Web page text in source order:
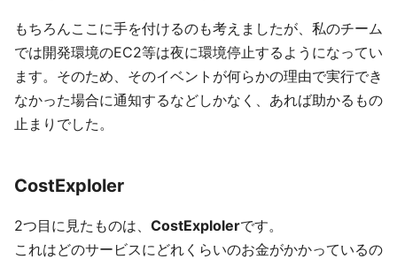
もちろんここに手を付けるのも考えましたが、私のチーム
では開発環境のEC2等は夜に環境停止するようになってい
ます。そのため、そのイベントが何らかの理由で実行でき
なかった場合に通知するなどしかなく、あれば助かるもの
止まりでした。
CostExploler
2つ目に見たものは、 CostExplolerです。
これはどのサービスにどれくらいのお金がかかっているの